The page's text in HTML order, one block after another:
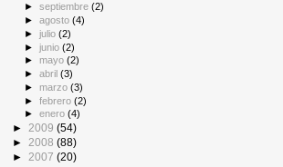
►septiembre(2)
►agosto(4)
►julio(2)
►junio(2)
► mayo(2)
►abril(3)
► marzo(3)
►febrero(2)
►enero(4)
► 2009 (54)
► 2008 (88)
► 2007 (20)